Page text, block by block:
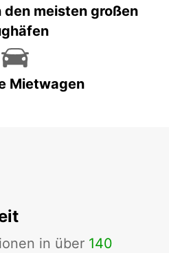
meisten großen
Mietwagen
in über 140